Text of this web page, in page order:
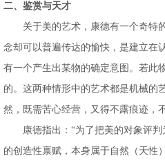
二、鉴赏与天才
关于美的艺术，康德有一个奇特的
念却可以普遍传达的愉快，是建立在
有一个产生出某物的确定意图。若此
的。这两种情形中的艺术都是机械的
然，既需苦心经营，又得不露痕迹，
康德指出：“为了把美的对象评判为
的创造性禀赋，本身属于自然（天性